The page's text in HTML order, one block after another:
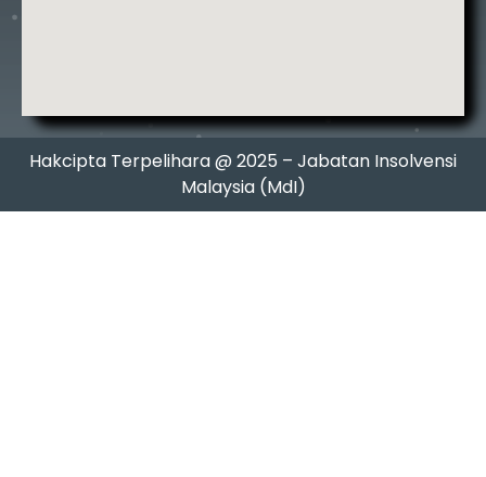
Hakcipta Terpelihara @ 2025 – Jabatan Insolvensi
Malaysia (MdI)